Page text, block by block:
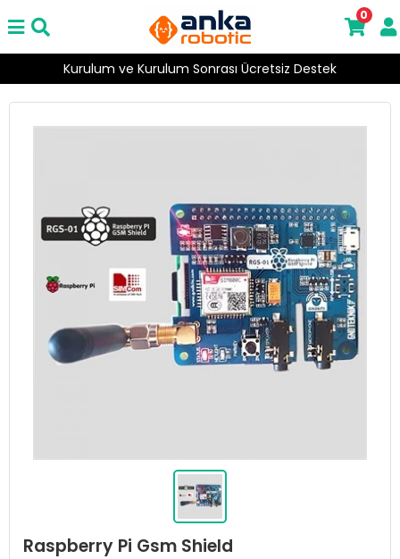
Kurulum ve Kurulum Sonrası Ücretsiz Destek
0
Raspberry Pi Gsm Shield